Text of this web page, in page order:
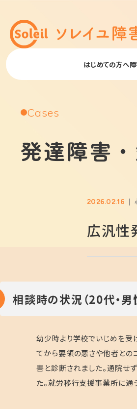
はじめての方へ
Cases
発達障害
2026.02.16
広汎性
相談時の状況（20代・
幼少時より学校でいじめを受
てから要領の悪さや他者との
害と診断されました。通院せ
た。就労移行支援事業所に通